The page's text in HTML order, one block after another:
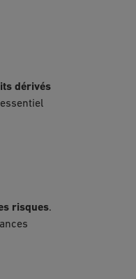
dérivés
risques.